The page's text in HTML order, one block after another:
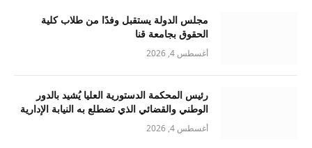
مجلس الدولة يستقبل وفدًا من طلاب كلية
الحقوق بجامعة قنا
أغسطس 4, 2026
رئيس المحكمة الدستورية العليا يُشيد بالدور
الوطني والقضائي الذي تضطلع به النيابة الإدارية
أغسطس 4, 2026